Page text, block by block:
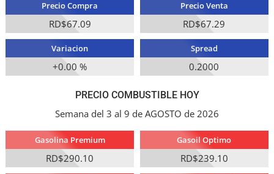
Precio Compra
RD$67.09
Precio Venta
RD$67.29
Variacion
+0.00 %
Spread
0.2000
PRECIO COMBUSTIBLE HOY
Semana del 3 al 9 de AGOSTO de 2026
Gasolina Premium
RD$290.10
Gasoil Optimo
RD$239.10